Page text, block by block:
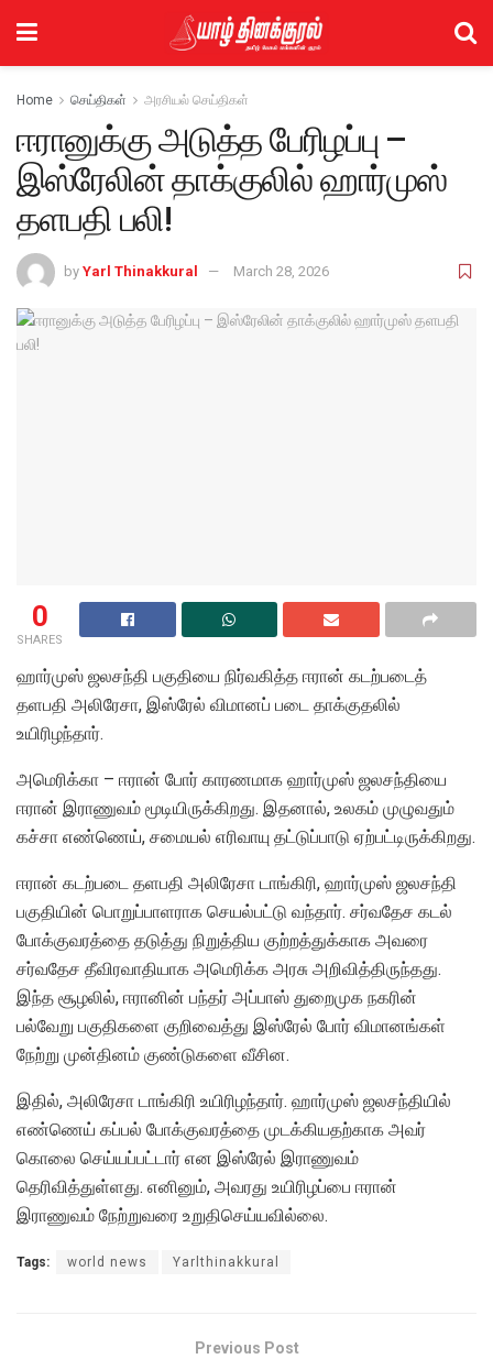
Home செய்திகள் அரசியல் செய்திகள்
ஈரானுக்கு அடுத்த பேரிழப்பு –
இஸ்ரேலின் தாக்குலில் ஹார்முஸ்
தளபதி பலி!
by Yarl Thinakkural March 28, 2026
0
SHARES
ஹார்முஸ் ஜலசந்தி பகுதியை நிர்வகித்த ஈரான் கடற்படைத்
தளபதி அலிரேசா, இஸ்ரேல் விமானப் படை தாக்குதலில்
உயிரிழந்தார்.
அமெரிக்கா – ஈரான் போர் காரணமாக ஹார்முஸ் ஜலசந்தியை
ஈரான் இராணுவம் மூடியிருக்கிறது. இதனால், உலகம் முழுவதும்
கச்சா எண்ணெய், சமையல் எரிவாயு தட்டுப்பாடு ஏற்பட்டிருக்கிறது.
ஈரான் கடற்படை தளபதி அலிரேசா டாங்கிரி, ஹார்முஸ் ஜலசந்தி
பகுதியின் பொறுப்பாளராக செயல்பட்டு வந்தார். சர்வதேச கடல்
போக்குவரத்தை தடுத்து நிறுத்திய குற்றத்துக்காக அவரை
சர்வதேச தீவிரவாதியாக அமெரிக்க அரசு அறிவித்திருந்தது.
இந்த சூழலில், ஈரானின் பந்தர் அப்பாஸ் துறைமுக நகரின்
பல்வேறு பகுதிகளை குறிவைத்து இஸ்ரேல் போர் விமானங்கள்
நேற்று முன்தினம் குண்டுகளை வீசின.
இதில், அலிரேசா டாங்கிரி உயிரிழந்தார். ஹார்முஸ் ஜலசந்தியில்
எண்ணெய் கப்பல் போக்குவரத்தை முடக்கியதற்காக அவர்
கொலை செய்யப்பட்டார் என இஸ்ரேல் இராணுவம்
தெரிவித்துள்ளது. எனினும், அவரது உயிரிழப்பை ஈரான்
இராணுவம் நேற்றுவரை உறுதிசெய்யவில்லை.
Tags: world news Yarlthinakkural
Previous Post